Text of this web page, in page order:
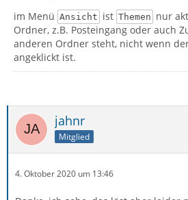
im Menü Ansicht ist Themen nur
Ordner, z.B. Posteingang oder auch
anderen Ordner steht, nicht wenn
angeklickt ist.
jahnr
Mitglied
4. Oktober 2020 um 13:46